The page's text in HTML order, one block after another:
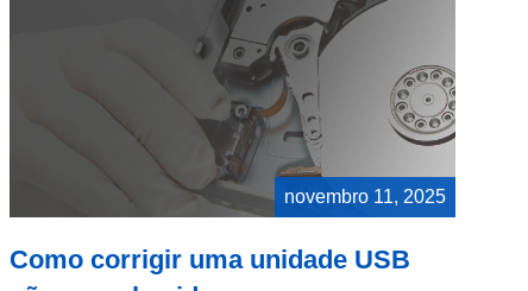
novembro 11, 2025
Como corrigir uma unidade USB